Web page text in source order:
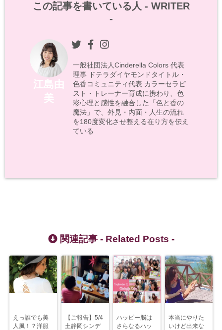
この記事を書いている人 - WRITER
-
江島由
美
一般社団法人Cinderella Colors 代表
理事 ドテラダイヤモンドタイトル・
色香コミュニティ代表 カラーセラピ
スト・トレーナー育成に携わり、色
彩心理と感性を融合した「色と香の
魔法」で、外見・内面・人生の流れ
を180度変化させ整える在り方を伝え
ている
関連記事 - Related Posts -
えっ誰でも美
人風！？洋服
【ご報告】5/4
土静岡シンデ
ハッピー脳は
さらなるハッ
本当にやりた
いけど出来な